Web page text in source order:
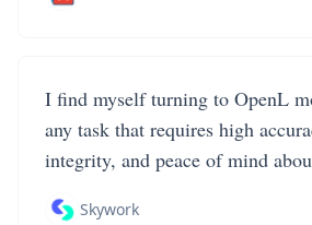
I find myself turning to OpenL
any task that requires high
integrity, and peace of mind
Skywork